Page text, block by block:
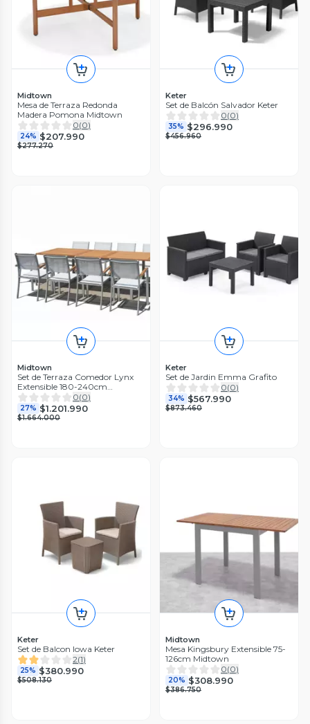
Midtown
Mesa de Terraza Redonda
Madera Pomona Midtown
0(0)
24% $207.990
$277.270
Keter
Set de Balcón Salvador Keter
0(0)
35% $296.990
$456.960
Midtown
Set de Terraza Comedor Lynx
Extensible 180-240cm
Midtown
0(0)
27% $1.201.990
$1.664.000
Keter
Set de Jardin Emma Grafito
0(0)
34% $567.990
$873.460
Keter
Set de Balcon Iowa Keter
2(1)
25% $380.990
$508.130
Midtown
Mesa Kingsbury Extensible 75-
126cm Midtown
0(0)
20% $308.990
$386.750